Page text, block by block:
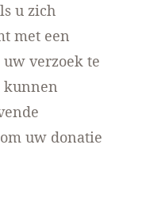
u zich
met een
verzoek te
kunnen
uw donatie